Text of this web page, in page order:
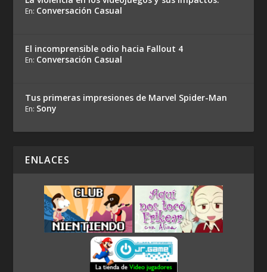
En: Conversación Casual
El incomprensible odio hacia Fallout 4
En: Conversación Casual
Tus primeras impresiones de Marvel Spider-Man
En: Sony
ENLACES